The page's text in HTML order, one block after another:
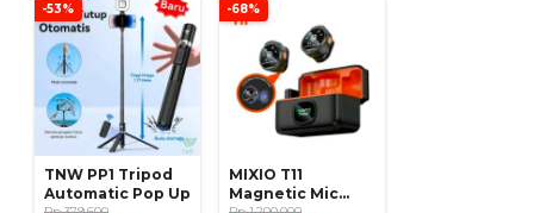
-53%
TNW PP1 Tripod
Automatic Pop Up
-68%
MIXIO T11
Magnetic Mic